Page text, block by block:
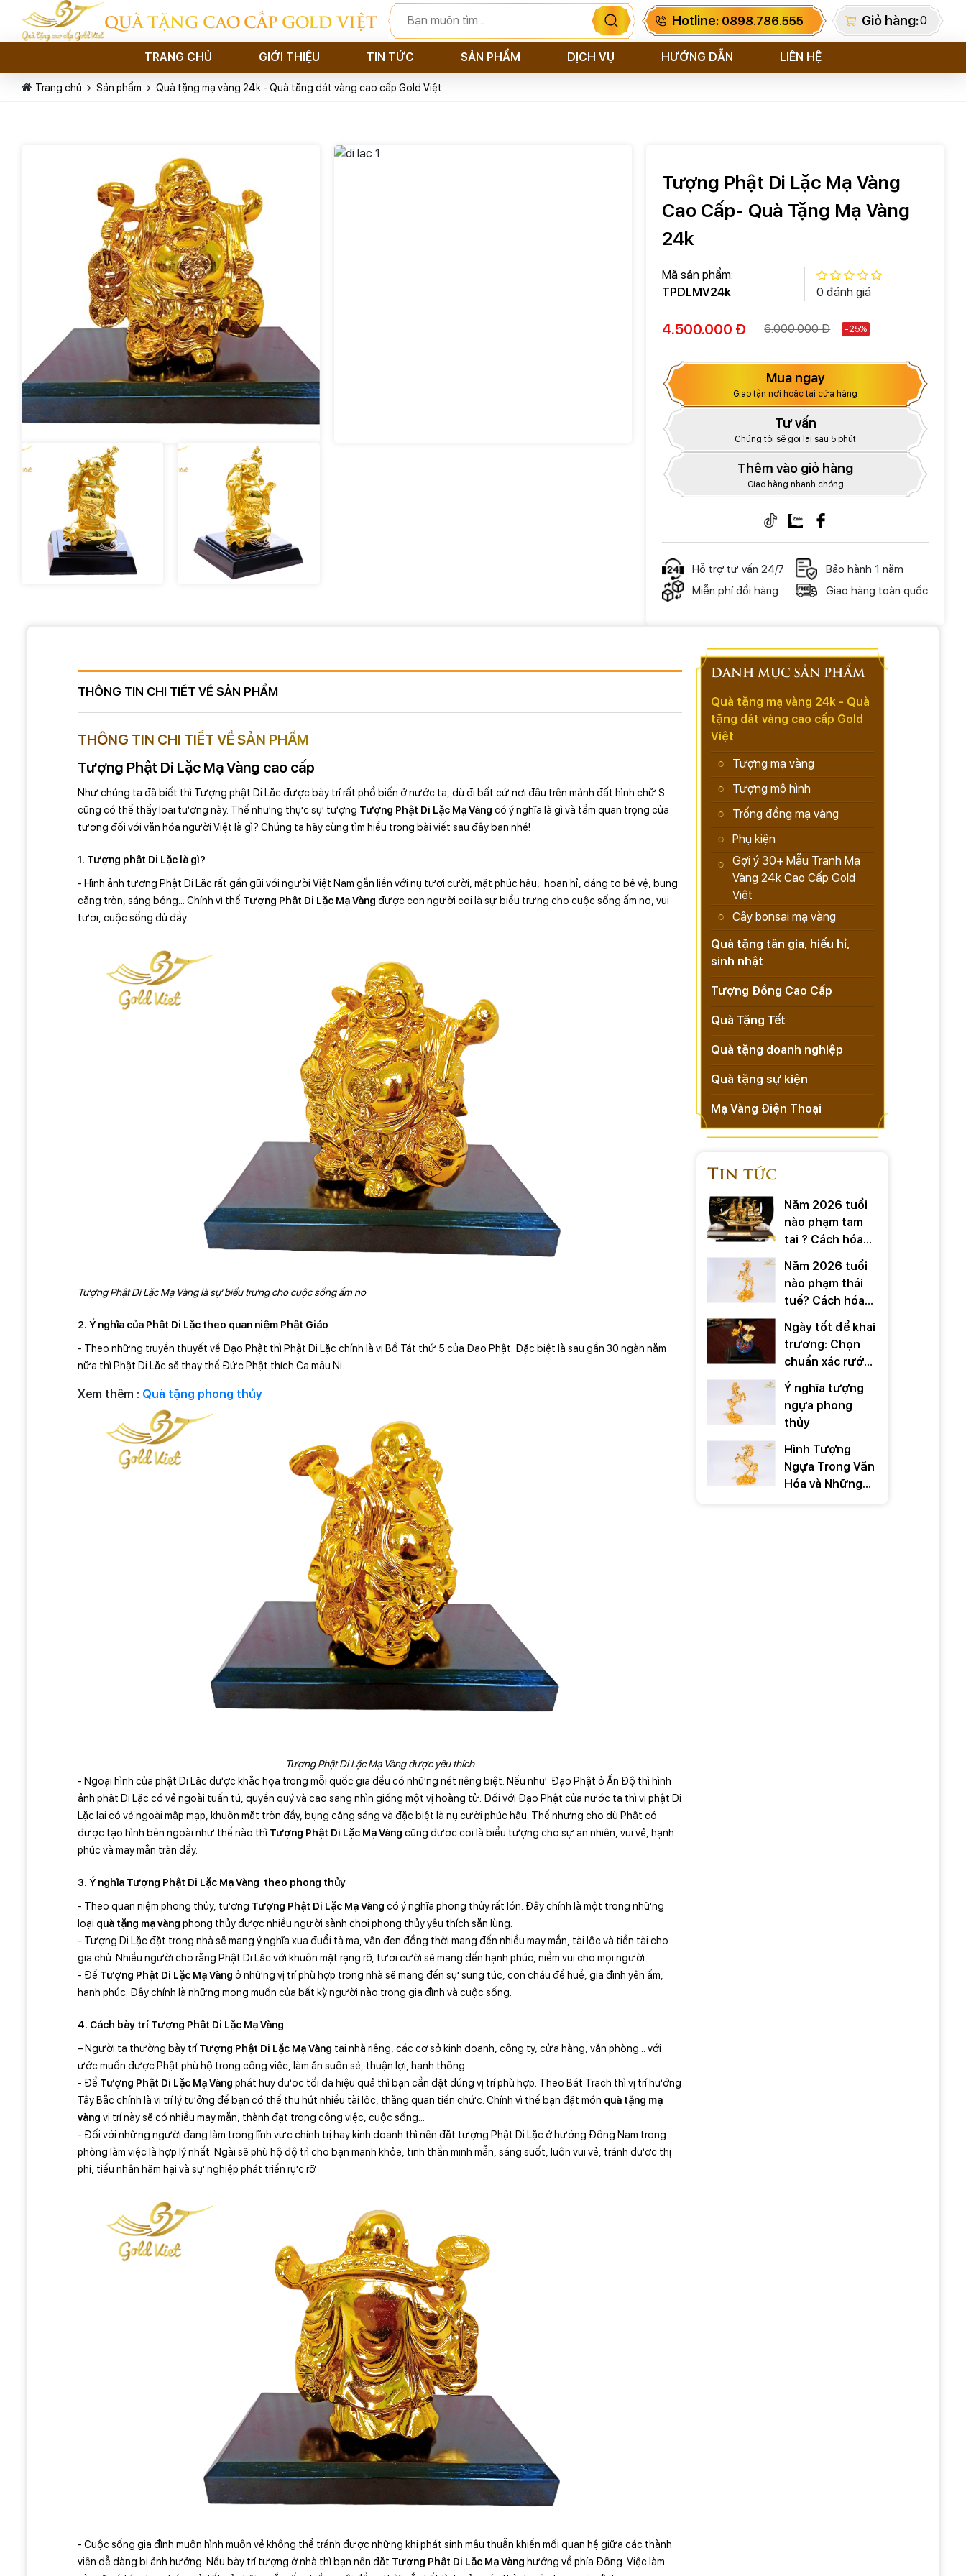
QUÀ TẶNG CAO CẤP GOLD VIỆT Hotline: 0898.786.555 Giỏ hàng:0
TRANG CHỦ GIỚI THIỆU TIN TỨC SẢN PHẨM DỊCH VỤ HƯỚNG DẪN LIÊN HỆ
Trang chủ Sản phẩm Quà tặng mạ vàng 24k - Quà tặng dát vàng cao cấp Gold Việt
Tượng Phật Di Lặc Mạ Vàng
Cao Cấp- Quà Tặng Mạ Vàng
24k
Mã sản phẩm:
TPDLMV24k
0 đánh giá
4.500.000 Đ 6.000.000 Đ -25%
Mua ngay
Giao tận nơi hoặc tại cửa hàng
Tư vấn
Chúng tôi sẽ gọi lại sau 5 phút
Thêm vào giỏ hàng
Giao hàng nhanh chóng
Hỗ trợ tư vấn 24/7
Bảo hành 1 năm
Miễn phí đổi hàng
Giao hàng toàn quốc
THÔNG TIN CHI TIẾT VỀ SẢN PHẨM
THÔNG TIN CHI TIẾT VỀ SẢN PHẨM
Tượng Phật Di Lặc Mạ Vàng cao cấp
Như chúng ta đã biết thì Tượng phật Di Lặc được bày trí rất phổ biến ở nước ta, dù đi bất cứ nơi đâu trên mảnh đất hình chữ S
cũng có thể thấy loại tượng này. Thế nhưng thực sự tượng Tượng Phật Di Lặc Mạ Vàng có ý nghĩa là gì và tầm quan trọng của
tượng đối với văn hóa người Việt là gì? Chúng ta hãy cùng tìm hiểu trong bài viết sau đây bạn nhé!
1. Tượng phật Di Lặc là gì?
- Hình ảnh tượng Phật Di Lặc rất gần gũi với người Việt Nam gắn liền với nụ tươi cười, mặt phúc hậu, hoan hỉ, dáng to bệ vệ, bụng
căng tròn, sáng bóng... Chính vì thế Tượng Phật Di Lặc Mạ Vàng được con người coi là sự biểu trưng cho cuộc sống ấm no, vui
tươi, cuộc sống đủ đầy.
Tượng Phật Di Lặc Mạ Vànglà sự biểu trưng cho cuộc sống ấm no
2. Ý nghĩa của Phật Di Lặc theo quan niệm Phật Giáo
- Theo những truyền thuyết về Đạo Phật thì Phật Di Lặc chính là vị Bồ Tát thứ 5 của Đạo Phật. Đặc biệt là sau gần 30 ngàn năm
nữa thì Phật Di Lặc sẽ thay thế Đức Phật thích Ca mâu Ni.
Xem thêm : Quà tặng phong thủy
Tượng Phật Di Lặc Mạ Vàng được yêu thích
- Ngoại hình của phật Di Lặc được khắc họa trong mỗi quốc gia đều có những nét riêng biệt. Nếu như Đạo Phật ở Ấn Độ thì hình
ảnh phật Di Lặc có vẻ ngoài tuấn tú, quyền quý và cao sang nhìn giống một vị hoàng tử. Đối với Đạo Phật của nước ta thì vị phật Di
Lặc lại có vẻ ngoài mập mạp, khuôn mặt tròn đầy, bụng căng sáng và đặc biệt là nụ cười phúc hậu. Thế nhưng cho dù Phật có
được tạo hình bên ngoài như thế nào thì Tượng Phật Di Lặc Mạ Vàng cũng được coi là biểu tượng cho sự an nhiên, vui vẻ, hạnh
phúc và may mắn tràn đầy.
3. Ý nghĩa Tượng Phật Di Lặc Mạ Vàng theo phong thủy
- Theo quan niệm phong thủy, tượng Tượng Phật Di Lặc Mạ Vàng có ý nghĩa phong thủy rất lớn. Đây chính là một trong những
loại quà tặng mạ vàng phong thủy được nhiều người sành chơi phong thủy yêu thích săn lùng.
- Tượng Di Lặc đặt trong nhà sẽ mang ý nghĩa xua đuổi tà ma, vận đen đồng thời mang đến nhiều may mắn, tài lộc và tiền tài cho
gia chủ. Nhiều người cho rằng Phật Di Lặc với khuôn mặt rạng rỡ, tươi cười sẽ mang đến hạnh phúc, niềm vui cho mọi người.
- Để Tượng Phật Di Lặc Mạ Vàng ở những vị trí phù hợp trong nhà sẽ mang đến sự sung túc, con cháu đề huề, gia đình yên ấm,
hạnh phúc. Đây chính là những mong muốn của bất kỳ người nào trong gia đình và cuộc sống.
4. Cách bày trí Tượng Phật Di Lặc Mạ Vàng
– Người ta thường bày trí Tượng Phật Di Lặc Mạ Vàng tại nhà riêng, các cơ sở kinh doanh, công ty, cửa hàng, văn phòng... với
ước muốn được Phật phù hộ trong công việc, làm ăn suôn sẻ, thuận lợi, hanh thông…
- Để Tượng Phật Di Lặc Mạ Vàng phát huy được tối đa hiệu quả thì bạn cần đặt đúng vị trí phù hợp. Theo Bát Trạch thì vị trí hướng
Tây Bắc chính là vị trí lý tưởng để bạn có thể thu hút nhiều tài lộc, thăng quan tiến chức. Chính vì thế bạn đặt món quà tặng mạ
vàng vị trí này sẽ có nhiều may mắn, thành đạt trong công việc, cuộc sống...
- Đối với những người đang làm trong lĩnh vực chính trị hay kinh doanh thì nên đặt tượng Phật Di Lặc ở hướng Đông Nam trong
phòng làm việc là hợp lý nhất. Ngài sẽ phù hộ độ trì cho bạn mạnh khỏe, tinh thần minh mẫn, sáng suốt, luôn vui vẻ, tránh được thị
phi, tiểu nhân hãm hại và sự nghiệp phát triển rực rỡ.
- Cuộc sống gia đình muôn hình muôn vẻ không thể tránh được những khi phát sinh mâu thuẫn khiến mối quan hệ giữa các thành
viên dễ dàng bị ảnh hưởng. Nếu bày trí tượng ở nhà thì bạn nên đặt Tượng Phật Di Lặc Mạ Vàng hướng về phía Đông. Việc làm
DANH MỤC SẢN PHẨM
Quà tặng mạ vàng 24k - Quà
tặng dát vàng cao cấp Gold
Việt
Tượng mạ vàng
Tượng mô hình
Trống đồng mạ vàng
Phụ kiện
Gợi ý 30+ Mẫu Tranh Mạ
Vàng 24k Cao Cấp Gold
Việt
Cây bonsai mạ vàng
Quà tặng tân gia, hiếu hỉ,
sinh nhật
Tượng Đồng Cao Cấp
Quà Tặng Tết
Quà tặng doanh nghiệp
Quà tặng sự kiện
Mạ Vàng Điện Thoại
Tin tức
Năm 2026 tuổi
nào phạm tam
tai ? Cách hóa
Năm 2026 tuổi
nào phạm thái
tuế? Cách hóa
giải ra sao?
Ngày tốt để khai
trương: Chọn
chuẩn xác rước
TÀI LỘC 2026
Ý nghĩa tượng
ngựa phong
thủy
Hình Tượng
Ngựa Trong Văn
Hóa và Những